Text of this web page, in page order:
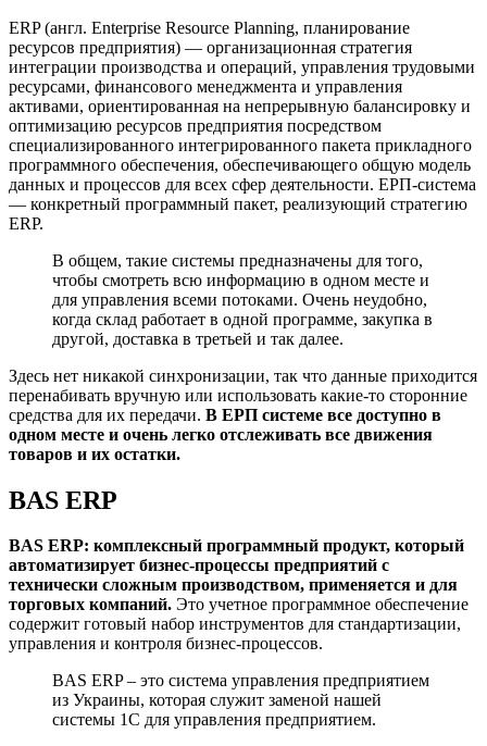
ERP (англ. Enterprise Resource Planning, планирование
ресурсов предприятия) — организационная стратегия
интеграции производства и операций, управления трудовыми
ресурсами, финансового менеджмента и управления
активами, ориентированная на непрерывную балансировку и
оптимизацию ресурсов предприятия посредством
специализированного интегрированного пакета прикладного
программного обеспечения, обеспечивающего общую модель
данных и процессов для всех сфер деятельности. ЕРП-система
— конкретный программный пакет, реализующий стратегию
ERP.
В общем, такие системы предназначены для того,
чтобы смотреть всю информацию в одном месте и
для управления всеми потоками. Очень неудобно,
когда склад работает в одной программе, закупка в
другой, доставка в третьей и так далее.
Здесь нет никакой синхронизации, так что данные приходится
перенабивать вручную или использовать какие-то сторонние
средства для их передачи. В ЕРП системе все доступно в
одном месте и очень легко отслеживать все движения
товаров и их остатки.
BAS ERP
BAS ERP: комплексный программный продукт, который
автоматизирует бизнес-процессы предприятий с
технически сложным производством, применяется и для
торговых компаний. Это учетное программное обеспечение
содержит готовый набор инструментов для стандартизации,
управления и контроля бизнес-процессов.
BAS ERP – это система управления предприятием
из Украины, которая служит заменой нашей
системы 1С для управления предприятием.